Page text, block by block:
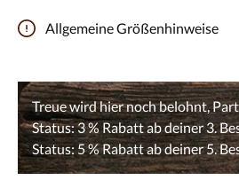
Allgemeine Größenhinweise